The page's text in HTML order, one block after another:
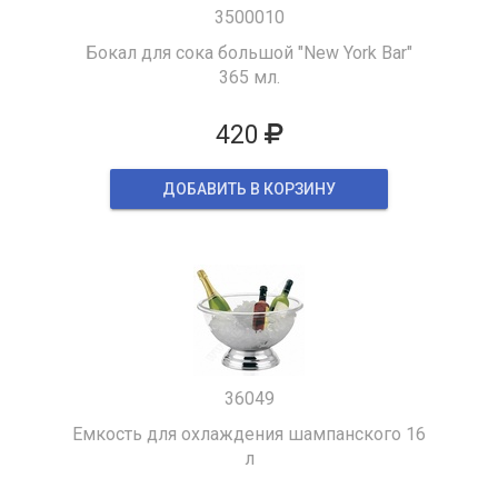
3500010
Бокал для сока большой "New York Bar"
365 мл.
420
ДОБАВИТЬ В КОРЗИНУ
36049
Емкость для охлаждения шампанского 16
л